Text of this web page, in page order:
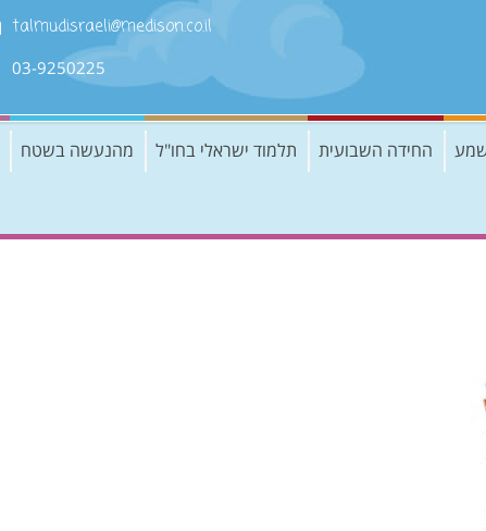
talmudisraeli@medison.co.il
03-9250225
שמע החידה השבועית תלמוד ישראלי בחו"ל מהנעשה בשטח